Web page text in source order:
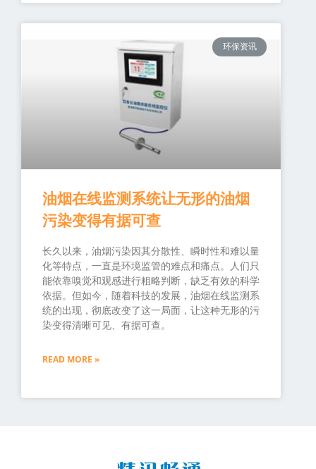
环保资讯
油烟在线监测系统让无形的油烟
污染变得有据可查
长久以来，油烟污染因其分散性、瞬时性和难以量
化等特点，一直是环境监管的难点和痛点。人们只
能依靠嗅觉和观感进行粗略判断，缺乏有效的科学
依据。但如今，随着科技的发展，油烟在线监测系
统的出现，彻底改变了这一局面，让这种无形的污
染变得清晰可见、有据可查。
READ MORE »